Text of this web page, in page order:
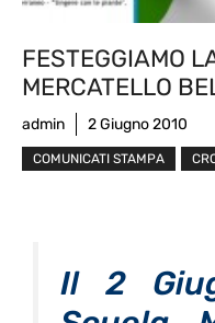
FESTEGGIAMO
MERCATELLO
admin 2 Giugno 2010
COMUNICATI STAMPA
Il 2